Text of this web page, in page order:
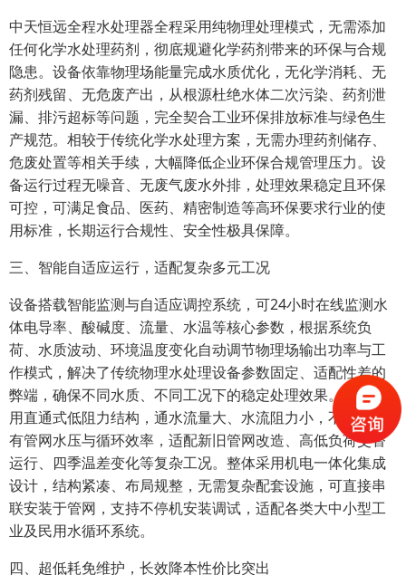
中天恒远全程水处理器全程采用纯物理处理模式，无需添加
任何化学水处理药剂，彻底规避化学药剂带来的环保与合规
隐患。设备依靠物理场能量完成水质优化，无化学消耗、无
药剂残留、无危废产出，从根源杜绝水体二次污染、药剂泄
漏、排污超标等问题，完全契合工业环保排放标准与绿色生
产规范。相较于传统化学水处理方案，无需办理药剂储存、
危废处置等相关手续，大幅降低企业环保合规管理压力。设
备运行过程无噪音、无废气废水外排，处理效果稳定且环保
可控，可满足食品、医药、精密制造等高环保要求行业的使
用标准，长期运行合规性、安全性极具保障。
三、智能自适应运行，适配复杂多元工况
设备搭载智能监测与自适应调控系统，可24小时在线监测水
体电导率、酸碱度、流量、水温等核心参数，根据系统负
荷、水质波动、环境温度变化自动调节物理场输出功率与工
作模式，解决了传统物理水处理设备参数固定、适配性差的
弊端，确保不同水质、不同工况下的稳定处理效果。设备采
用直通式低阻力结构，通水流量大、水流阻力小，不影响原
有管网水压与循环效率，适配新旧管网改造、高低负荷交替
运行、四季温差变化等复杂工况。整体采用机电一体化集成
设计，结构紧凑、布局规整，无需复杂配套设施，可直接串
联安装于管网，支持不停机安装调试，适配各类大中小型工
业及民用水循环系统。
四、超低耗免维护，长效降本性价比突出